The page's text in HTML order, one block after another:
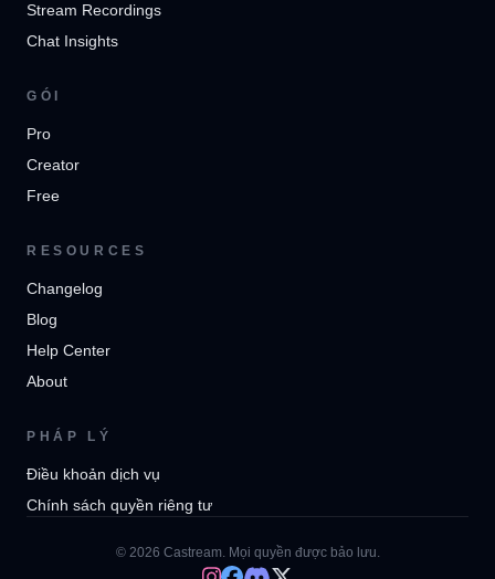
Stream Recordings
Chat Insights
GÓI
Pro
Creator
Free
RESOURCES
Changelog
Blog
Help Center
About
PHÁP LÝ
Điều khoản dịch vụ
Chính sách quyền riêng tư
© 2026 Castream. Mọi quyền được bảo lưu.